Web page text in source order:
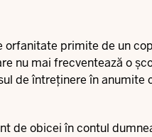
primite de un
nu mai frecventează o
de întreținere în anumite
de obicei în contul